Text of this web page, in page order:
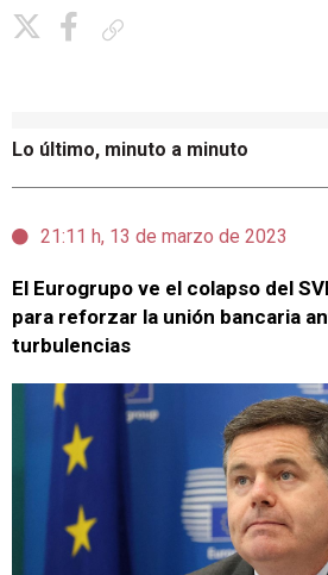
Lo último, minuto a minuto
21:11 h, 13 de marzo de 2023
El Eurogrupo ve el colapso del
para reforzar la unión bancaria
turbulencias